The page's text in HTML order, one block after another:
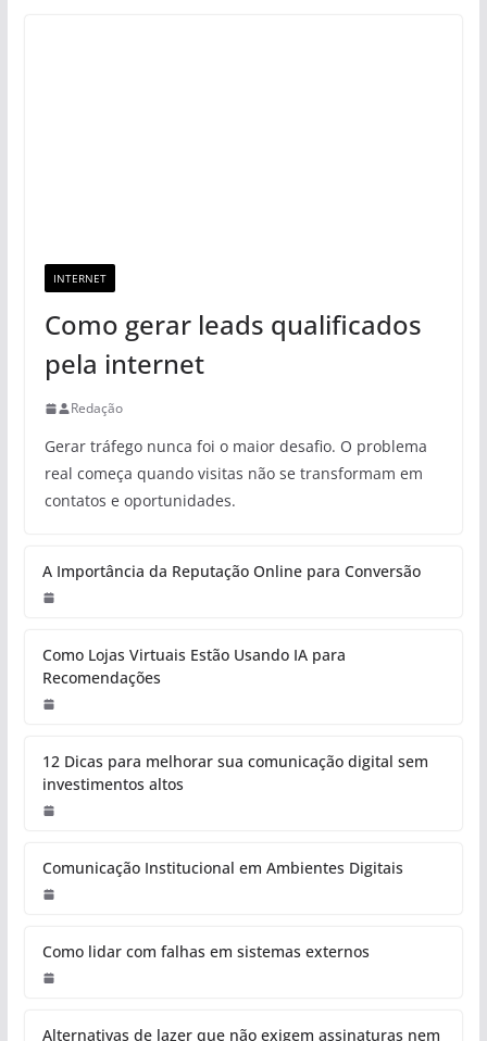
INTERNET
Como gerar leads qualificados
pela internet
Redação
Gerar tráfego nunca foi o maior desafio. O problema
real começa quando visitas não se transformam em
contatos e oportunidades.
A Importância da Reputação Online para Conversão
Como Lojas Virtuais Estão Usando IA para
Recomendações
12 Dicas para melhorar sua comunicação digital sem
investimentos altos
Comunicação Institucional em Ambientes Digitais
Como lidar com falhas em sistemas externos
Alternativas de lazer que não exigem assinaturas nem